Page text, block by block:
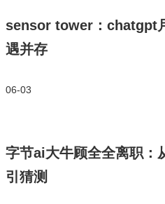
sensor tower：chatgpt
遇并存
06-03
字节ai大牛顾全全离职：
引猜测